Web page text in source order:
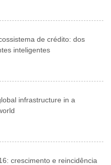
de crédito: dos
inteligentes
infrastructure in a
crescimento e reincidência